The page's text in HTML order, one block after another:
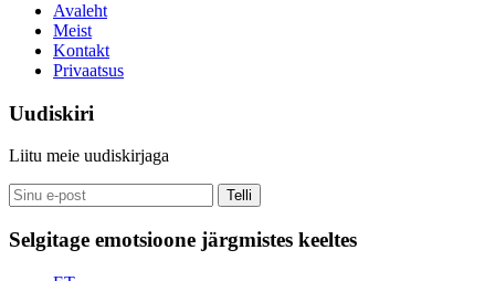
Avaleht
Meist
Kontakt
Privaatsus
Uudiskiri
Liitu meie uudiskirjaga
Telli
Selgitage emotsioone järgmistes keeltes